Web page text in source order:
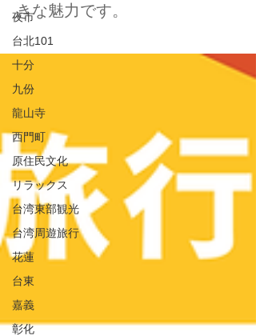
夜市
台北101
十分
九份
龍山寺
西門町
原住民文化
リラックス
台湾東部観光
台湾周遊旅行
花蓮
台東
嘉義
彰化
きな魅力です。